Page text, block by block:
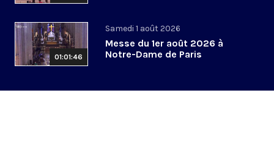
01:01:46
Samedi 1 août 2026
Messe du 1er août 2026 à
Notre-Dame de Paris